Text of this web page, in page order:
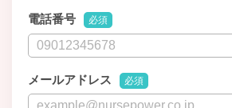
電話番号 必須
メールアドレス 必須